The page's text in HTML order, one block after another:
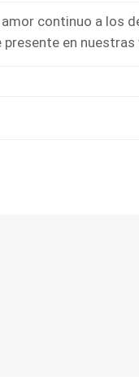
continuo a los
en nuestras